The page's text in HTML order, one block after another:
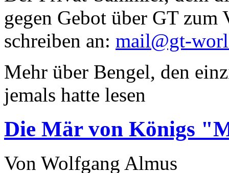
gegen Gebot über GT zum
schreiben an: mail@gt-
Mehr über Bengel, den
jemals hatte lesen
Die Mär von Königs
Von Wolfgang Almus